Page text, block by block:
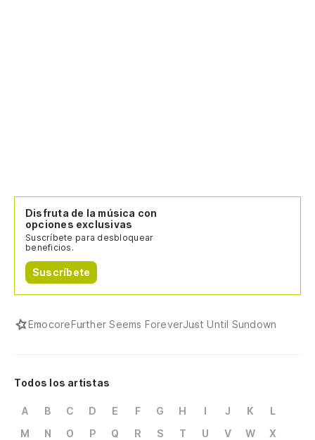
Disfruta de la música con
opciones exclusivas
Suscríbete para desbloquear
beneficios.
Suscríbete
EmocoreFurther Seems ForeverJust Until Sundown
Todos los artistas
A B C D E F G H I J K
L
M
N O P Q R S T U V W
X